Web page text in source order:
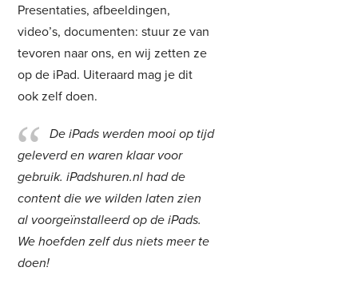
Presentaties, afbeeldingen,
video’s, documenten: stuur ze van
tevoren naar ons, en wij zetten ze
op de iPad. Uiteraard mag je dit
ook zelf doen.
De iPads werden mooi op tijd
geleverd en waren klaar voor
gebruik. iPadshuren.nl had de
content die we wilden laten zien
al voorgeïnstalleerd op de iPads.
We hoefden zelf dus niets meer te
doen!